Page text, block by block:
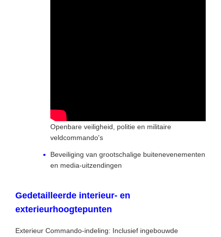
Openbare veiligheid, politie en militaire
veldcommando's
Beveiliging van grootschalige buitenevenementen
en media-uitzendingen
Gedetailleerde interieur- en
exterieurhoogtepunten
Exterieur Commando-indeling: Inclusief ingebouwde